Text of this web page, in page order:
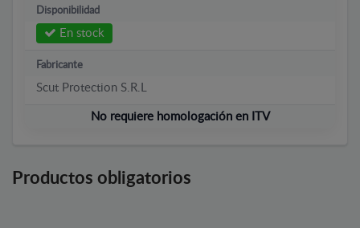
Disponibilidad
En stock
Fabricante
Scut Protection S.R.L
No requiere homologación en ITV
Productos obligatorios